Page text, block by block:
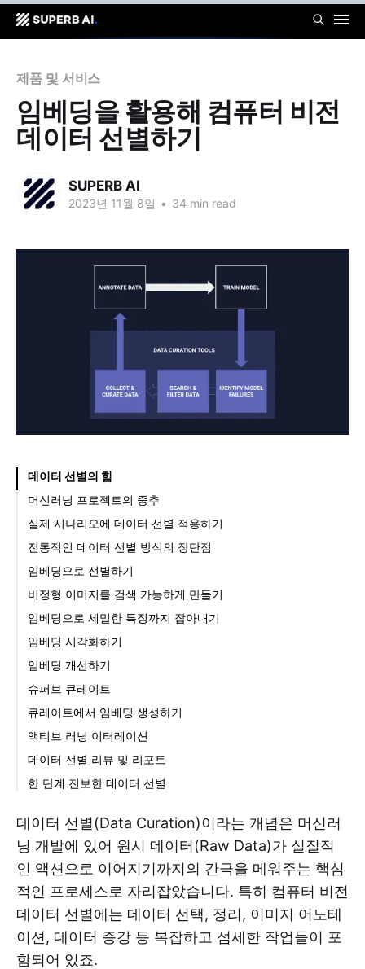
제품 및 서비스
임베딩을 활용해 컴퓨터 비전
데이터 선별하기
SUPERB AI
2023년 11월 8일 • 34 min read
데이터 선별의 힘
머신러닝 프로젝트의 중추
공정성과 투명성
모델 성능 개선
신뢰와 이해 강화하기
실제 시나리오에 데이터 선별 적용하기
전통적인 데이터 선별 방식의 장단점
랜덤 샘플링
메타데이터 기반 데이터 선별
전통적인 선별 방식의 문제
임베딩으로 선별하기
비정형 이미지를 검색 가능하게 만들기
임베딩으로 세밀한 특징까지 잡아내기
임베딩용 딥러닝 모델
사전 학습 네트워크 및 전이 학습
임베딩 시각화하기
임베딩 개선하기
슈퍼브 큐레이트
큐레이트에서 임베딩 생성하기
액티브 러닝 이터레이션
데이터 선별 리뷰 및 리포트
한 단계 진보한 데이터 선별
요?
Q: 엣지 케이스 검출에 대해 더 자세히 설명해주세
요.
Q: 엣지 케이스에 집중하면 대다수를 차지한 이미지
에 대한 성능이 떨어지나요?
Q: 엣지 케이스 분석으로 인해 중앙 분포가 틀어지는
시점, 즉 엣지 케이스가 포화 상태인 시점을 측정할
수 있는 방법이 있나요?
데이터 선별(Data Curation)이라는 개념은 머신러
닝 개발에 있어 원시 데이터(Raw Data)가 실질적
인 액션으로 이어지기까지의 간극을 메워주는 핵심
적인 프로세스로 자리잡았습니다. 특히 컴퓨터 비전
데이터 선별에는 데이터 선택, 정리, 이미지 어노테
이션, 데이터 증강 등 복잡하고 섬세한 작업들이 포
함되어 있죠.